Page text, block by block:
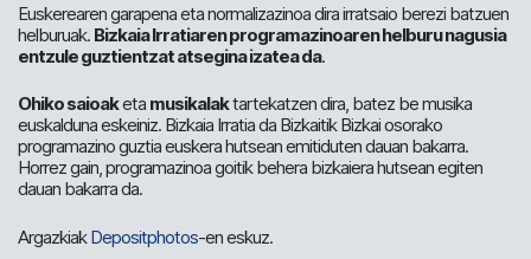
Euskerearen garapena eta normalizazinoa dira irratsaio berezi batzuen
helburuak. Bizkaia Irratiaren programazinoaren helburu nagusia
entzule guztientzat atsegina izatea da.
Ohiko saioaketa musikalaktartekatzen dira, batez be musika
euskalduna eskeiniz. Bizkaia Irratia da Bizkaitik Bizkai osorako
programazino guztia euskera hutsean emitiduten dauan bakarra.
Horrez gain, programazinoa goitik behera bizkaiera hutsean egiten
dauan bakarra da.
ArgazkiakDepositphotos-en eskuz.